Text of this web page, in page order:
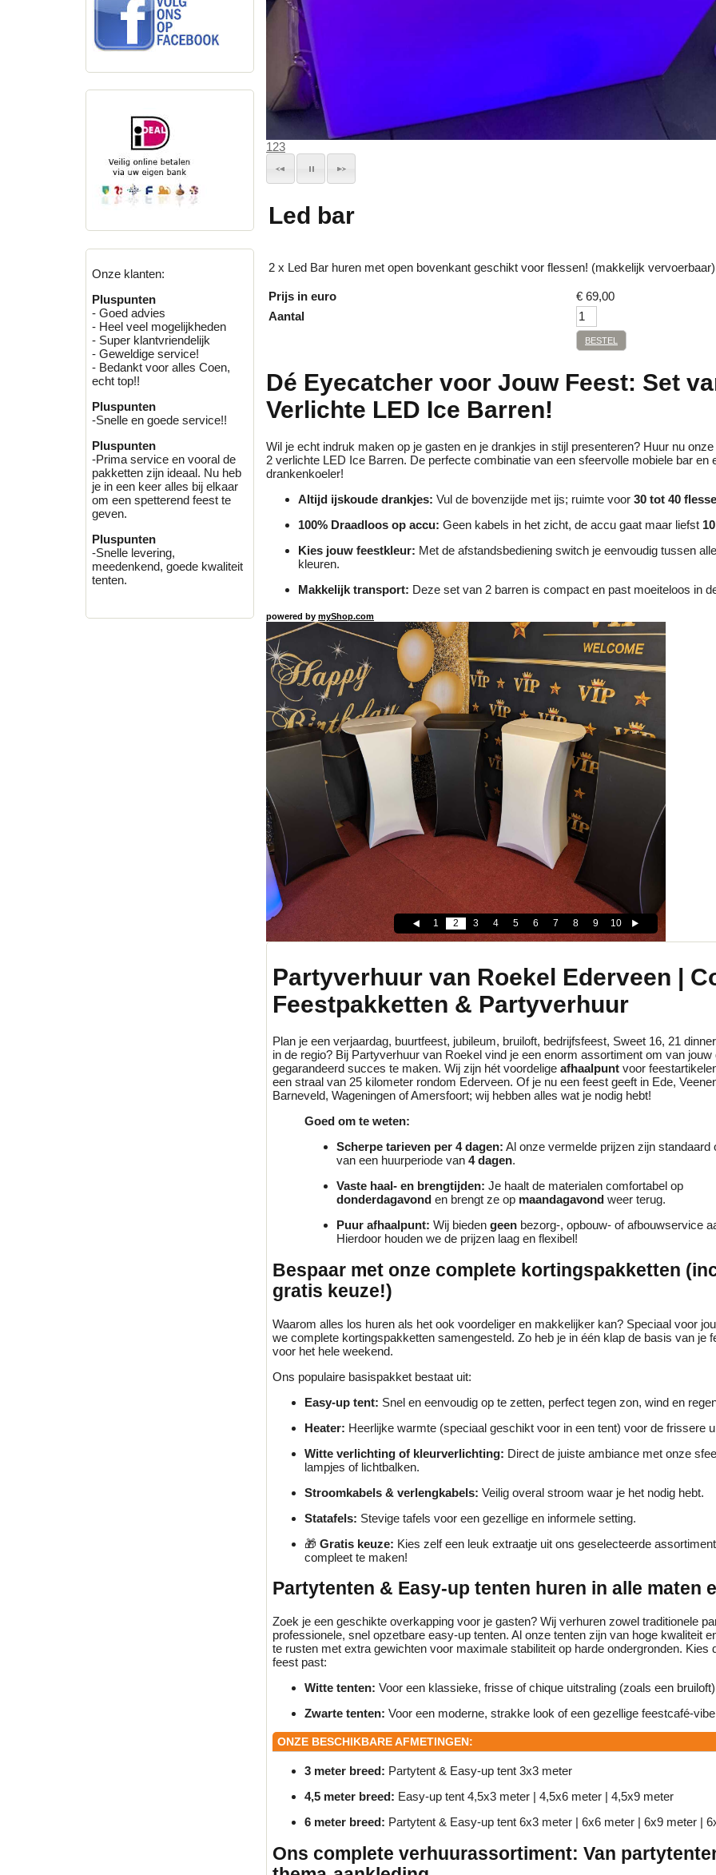
Onze klanten:
Pluspunten
- Goed advies
- Heel veel mogelijkheden
- Super klantvriendelijk
- Geweldige service!
- Bedankt voor alles Coen,
echt top!!
Pluspunten
-Snelle en goede service!!
Pluspunten
-Prima service en vooral de
pakketten zijn ideaal. Nu heb
je in een keer alles bij elkaar
om een spetterend feest te
geven.
Pluspunten
-Snelle levering,
meedenkend, goede kwaliteit
tenten.
123
Led bar
2 x Led Bar huren met open bovenkant geschikt voor flessen! (makkelijk vervoerbaar)
Prijs in euro € 69,00
Aantal
BESTEL
Dé Eyecatcher voor Jouw Feest: Set
Verlichte LED Ice Barren!
Wil je echt indruk maken op je gasten en je drankjes in stijl presenteren? Huur nu
2 verlichte LED Ice Barren. De perfecte combinatie van een sfeervolle mobiele bar en
drankenkoeler!
Altijd ijskoude drankjes: Vul de bovenzijde met ijs; ruimte voor 30 tot 40
100% Draadloos op accu: Geen kabels in het zicht, de accu gaat maar liefst
Kies jouw feestkleur: Met de afstandsbediening switch je eenvoudig tussen
kleuren.
Makkelijk transport: Deze set van 2 barren is compact en past moeiteloos in
powered by myShop.com
1 2 3 4 5 6 7 8 9 10
Partyverhuur van Roekel Ederveen |
Feestpakketten & Partyverhuur
Plan je een verjaardag, buurtfeest, jubileum, bruiloft, bedrijfsfeest, Sweet 16, 21
in de regio? Bij Partyverhuur van Roekel vind je een enorm assortiment om van jouw
gegarandeerd succes te maken. Wij zijn hét voordelige afhaalpunt voor
een straal van 25 kilometer rondom Ederveen. Of je nu een feest geeft in Ede,
Barneveld, Wageningen of Amersfoort; wij hebben alles wat je nodig hebt!
Goed om te weten:
Scherpe tarieven per 4 dagen: Al onze vermelde prijzen zijn standaard
van een huurperiode van 4 dagen.
Vaste haal- en brengtijden: Je haalt de materialen comfortabel op
donderdagavond en brengt ze op maandagavond weer terug.
Puur afhaalpunt: Wij bieden geen bezorg-, opbouw- of afbouwservice
Hierdoor houden we de prijzen laag en flexibel!
Bespaar met onze complete kortingspakketten
gratis keuze!)
Waarom alles los huren als het ook voordeliger en makkelijker kan? Speciaal voor
we complete kortingspakketten samengesteld. Zo heb je in één klap de basis van je
voor het hele weekend.
Ons populaire basispakket bestaat uit:
Easy-up tent: Snel en eenvoudig op te zetten, perfect tegen zon, wind en
Heater: Heerlijke warmte (speciaal geschikt voor in een tent) voor de frissere
Witte verlichting of kleurverlichting: Direct de juiste ambiance met onze
lampjes of lichtbalken.
Stroomkabels & verlengkabels: Veilig overal stroom waar je het nodig hebt.
Statafels: Stevige tafels voor een gezellige en informele setting.
🎁 Gratis keuze: Kies zelf een leuk extraatje uit ons geselecteerde
compleet te maken!
Partytenten & Easy-up tenten huren in alle maten
Zoek je een geschikte overkapping voor je gasten? Wij verhuren zowel traditionele
professionele, snel opzetbare easy-up tenten. Al onze tenten zijn van hoge kwaliteit
te rusten met extra gewichten voor maximale stabiliteit op harde ondergronden. Kies
feest past:
Witte tenten: Voor een klassieke, frisse of chique uitstraling (zoals een
Zwarte tenten: Voor een moderne, strakke look of een gezellige feestcafé-
ONZE BESCHIKBARE AFMETINGEN:
3 meter breed: Partytent & Easy-up tent 3x3 meter
4,5 meter breed: Easy-up tent 4,5x3 meter | 4,5x6 meter | 4,5x9 meter
6 meter breed: Partytent & Easy-up tent 6x3 meter | 6x6 meter | 6x9 meter |
Ons complete verhuurassortiment: Van